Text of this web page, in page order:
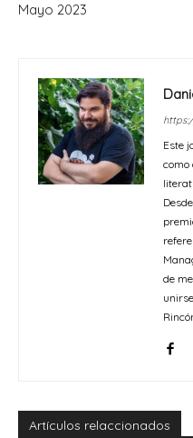
Mayo 2023
Este
como
de
Artículos relaccionados